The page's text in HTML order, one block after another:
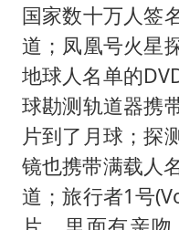
国家数十万人签
道；凤凰号火星
地球人名单的
球勘测轨道器携
片到了月球；探
镜也携带满载人
道；旅行者1号